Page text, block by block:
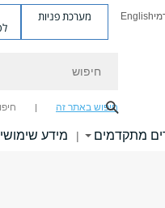
English מערכת פניות
חיפוש באתר זה
מתקדמים | מידע שימושי